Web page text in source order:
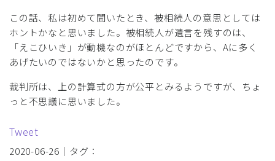
この話、私は初めて聞いたとき、被相続人の意思としては
ホントかなと思いました。被相続人が遺言を残すのは、
「えこひいき」が動機なのがほとんどですから、Aに多く
あげたいのではないかと思ったのです。
裁判所は、上の計算式の方が公平とみるようですが、ちょ
っと不思議に思いました。
Tweet
2020-06-26｜タグ：